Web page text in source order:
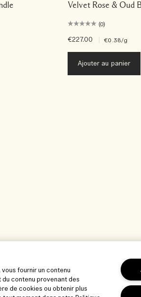
Velvet Rose & Oud
(0)
€227.00 €0.38/g
Ajouter au panier
fournir un contenu
contenu provenant des
de cookies ou obtenir plus